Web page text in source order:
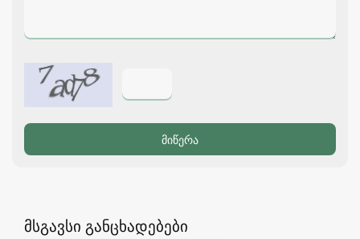
მსგავსი განცხადებები